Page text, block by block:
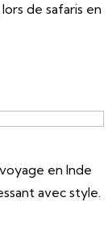
de safaris en
en Inde
avec style.